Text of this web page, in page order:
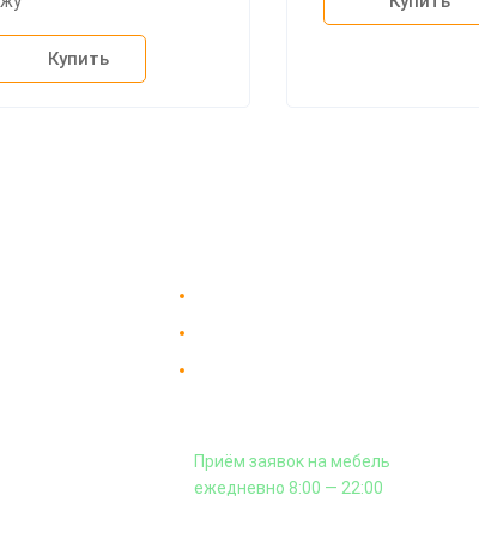
Купить
Приём заявок на мебель
ежедневно 8:00 — 22:00